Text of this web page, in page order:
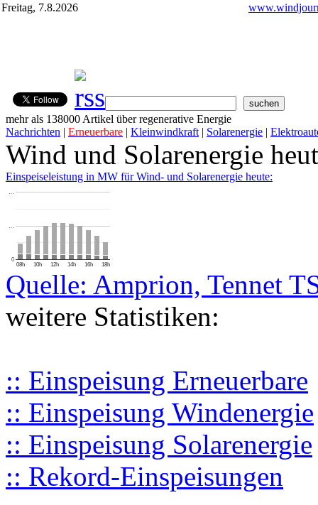
Freitag, 7.8.2026
mehr als 138000 Artikel über regenerative Energie
Nachrichten | Erneuerbare | Kleinwindkraft | Solarenergie |
Wind und Solarenergie
Einspeiseleistung in MW für Wind- und Solarenergie heute:
08h 10h 12h 14h 16h 18h
0
…
…
Quelle: Amprion, Tennet
weitere Statistiken:
:: Einspeisung Erneuerbare
:: Einspeisung Windenergie
:: Einspeisung Solarenergie
:: Rekord-Einspeisungen